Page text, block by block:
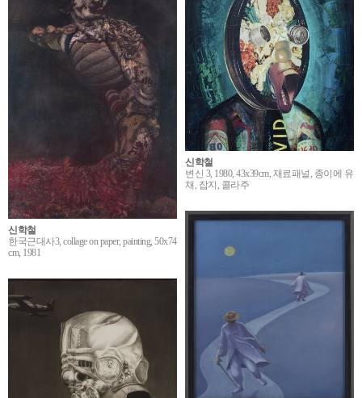
신학철
한국근대사3, collage on paper, painting, 50x74
cm, 1981
신학철
변신 3, 1980, 43x39cm, 재료패널, 종이에 유
채, 잡지, 콜라주